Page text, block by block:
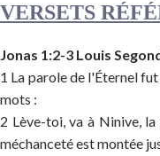
VERSETS
Jonas 1:2-3 Louis
1 La parole de l'Éternel
mots :
2 Lève-toi, va à Ninive,
méchanceté est montée